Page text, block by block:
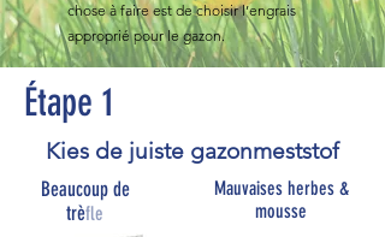
chose à faire est de choisir l’engrais
approprié pour le gazon.
Étape 1
Kies de juiste gazonmeststof
Beaucoup de
trèfle
Mauvaises herbes &
mousse